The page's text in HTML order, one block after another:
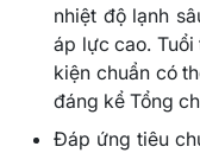
nhiệt độ lạnh
áp lực cao. Tuổi
kiện chuẩn có
đáng kể Tổng
Đáp ứng tiêu